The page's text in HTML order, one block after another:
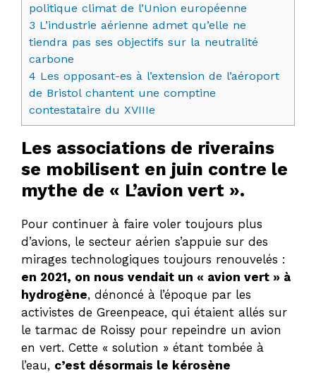
politique climat de l’Union européenne
3 L’industrie aérienne admet qu’elle ne
tiendra pas ses objectifs sur la neutralité
carbone
4 Les opposant-es à l’extension de l’aéroport
de Bristol chantent une comptine
contestataire du XVIIIe
Les associations de riverains
se mobilisent en juin contre le
mythe de « L’avion vert ».
Pour continuer à faire voler toujours plus
d’avions, le secteur aérien s’appuie sur des
mirages technologiques toujours renouvelés :
en 2021, on nous vendait un « avion vert » à
hydrogène, dénoncé à l’époque par les
activistes de Greenpeace, qui étaient allés sur
le tarmac de Roissy pour repeindre un avion
en vert. Cette « solution » étant tombée à
l’eau, c’est désormais le kérosène